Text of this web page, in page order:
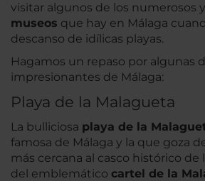
visitar algunos de los numerosos y
museos que hay en Málaga
descanso de idílicas playas.
Hagamos un repaso por algunas
impresionantes de Málaga:
Playa de la Malagueta
La bulliciosa playa de la
famosa de Málaga y la que goza
más cercana al casco histórico de
del emblemático cartel de la